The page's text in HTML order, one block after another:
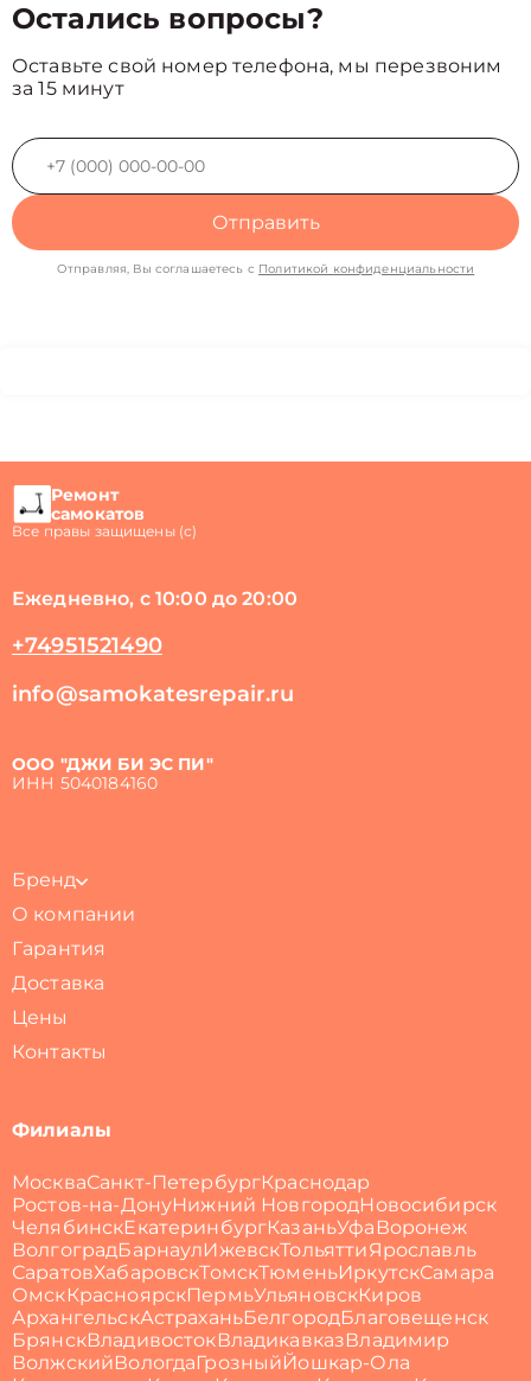
Остались вопросы?
Оставьте свой номер телефона, мы перезвоним
за 15 минут
Отправить
Отправляя, Вы соглашаетесь с Политикой конфиденциальности
Ремонт
самокатов
Все правы защищены (с)
Ежедневно, с 10:00 до 20:00
+74951521490
info@samokatesrepair.ru
ООО "ДЖИ БИ ЭС ПИ"
ИНН 5040184160
Бренд
О компании
Гарантия
Доставка
Цены
Контакты
Филиалы
МоскваСанкт-ПетербургКраснодар
Ростов-на-ДонуНижний НовгородНовосибирск
ЧелябинскЕкатеринбургКазаньУфа Воронеж
ВолгоградБарнаулИжевскТольяттиЯрославль
СаратовХабаровскТомскТюменьИркутскСамара
ОмскКрасноярскПермьУльяновскКиров
АрхангельскАстраханьБелгородБлаговещенск
БрянскВладивостокВладикавказВладимир
ВолжскийВологдаГрозныйЙошкар-Ола